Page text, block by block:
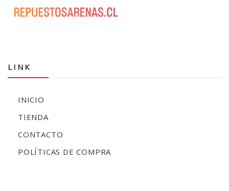
LINK
INICIO
TIENDA
CONTACTO
POLÍTICAS DE COMPRA